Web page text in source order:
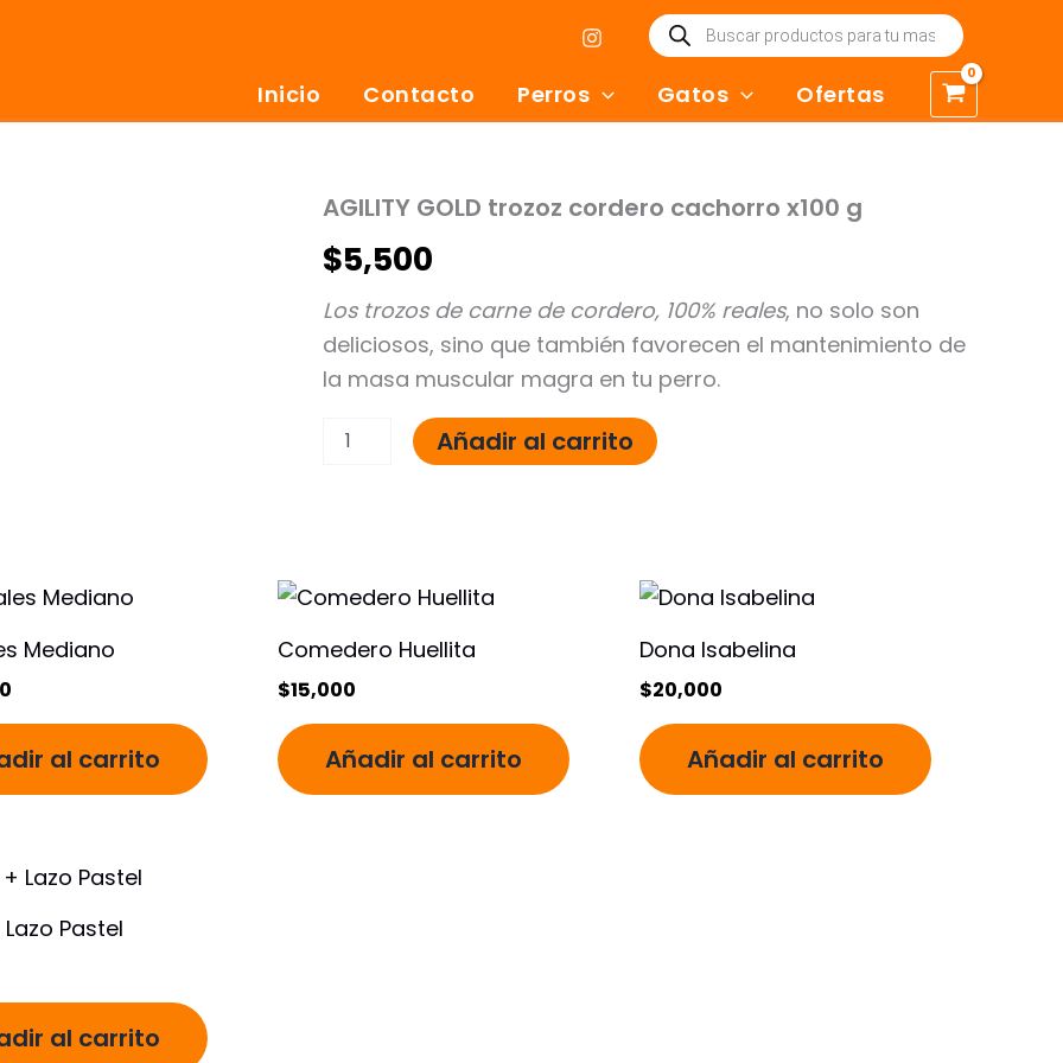
Búsqueda
de
Inicio Contacto Perros Gatos Ofertas
AGILITY GOLD trozoz cordero cachorro x100 g
$5,500
Los trozos de carne de cordero, 100% reales, no solo son
deliciosos, sino que también favorecen el mantenimiento de
la masa muscular magra en tu perro.
AGILITY
trozoz
cordero
cachorro
x100
g
cantidad
Añadir al carrito
Mediano
al carrito
Comedero Huellita
$15,000
Añadir al carrito
Dona Isabelina
$20,000
Añadir al carrito
Pastel
al carrito